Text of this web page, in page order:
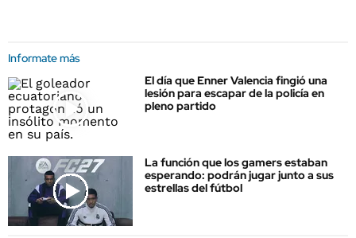
Informate más
El día que Enner Valencia fingió una
lesión para escapar de la policía en
pleno partido
La función que los gamers estaban
esperando: podrán jugar junto a sus
estrellas del fútbol